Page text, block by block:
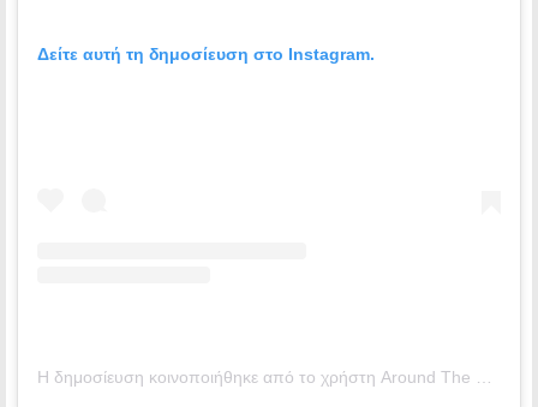
Δείτε αυτή τη δημοσίευση στο Instagram.